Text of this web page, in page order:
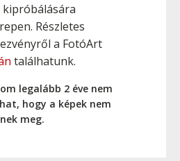
Részletes
a FotóArt
találhatunk.
legalább 2 éve nem
hogy a képek nem
meg.